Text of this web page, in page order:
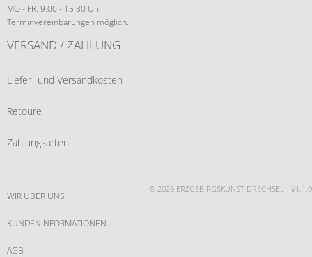
MO - FR: 9:00 - 15:30 Uhr
Terminvereinbarungen möglich.
VERSAND / ZAHLUNG
Liefer- und Versandkosten
Retoure
Zahlungsarten
© 2026 ERZGEBIRGSKUNST DRECHSEL - V1.1.0
WIR ÜBER UNS
KUNDENINFORMATIONEN
AGB